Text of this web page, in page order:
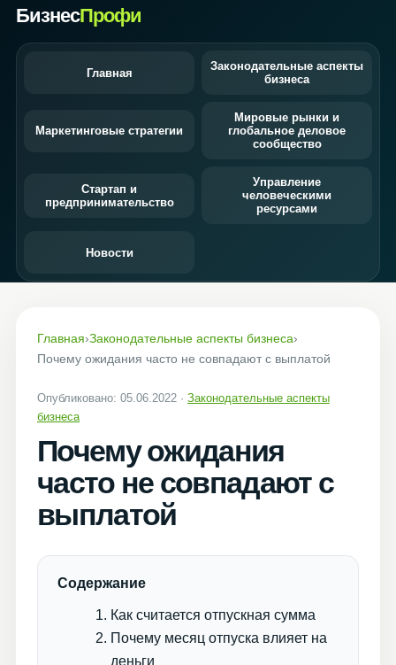
БизнесПрофи
Главная
Законодательные аспекты
бизнеса
Маркетинговые стратегии
Мировые рынки и
глобальное деловое
сообщество
Стартап и
предпринимательство
Управление
человеческими
ресурсами
Новости
Главная›Законодательные аспекты бизнеса›
Почему ожидания часто не совпадают с выплатой
Опубликовано: 05.06.2022 · Законодательные аспекты
бизнеса
Почему ожидания
часто не совпадают с
выплатой
Содержание
Как считается отпускная сумма
Почему месяц отпуска влияет на
деньги